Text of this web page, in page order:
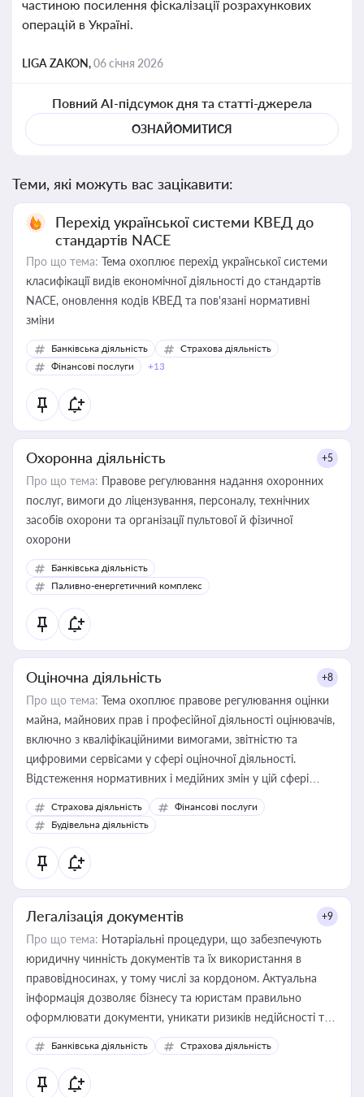
частиною посилення фіскалізації розрахункових
операцій в Україні.
LIGA ZAKON,06 січня 2026
Повний AI-підсумок дня та статті-джерела
ОЗНАЙОМИТИСЯ
Теми, які можуть вас зацікавити:
Перехід української системи КВЕД до
стандартів NACE
Про що тема: Тема охоплює перехід української системи
класифікації видів економічної діяльності до стандартів
NACE, оновлення кодів КВЕД та пов'язані нормативні
зміни
Банківська діяльність
Страхова діяльність
Фінансові послуги
+13
Охоронна діяльність +5
Про що тема: Правове регулювання надання охоронних
послуг, вимоги до ліцензування, персоналу, технічних
засобів охорони та організації пультової й фізичної
охорони
Банківська діяльність
Паливно-енергетичний комплекс
Оціночна діяльність +8
Про що тема: Тема охоплює правове регулювання оцінки
майна, майнових прав і професійної діяльності оцінювачів,
включно з кваліфікаційними вимогами, звітністю та
цифровими сервісами у сфері оціночної діяльності.
Відстеження нормативних і медійних змін у цій сфері
корисне для власника бізнесу, керівника, юриста або
бухгалтера під час оподаткування, приватизації, оренди
державного майна, корпоративних угод і перевірки
статусу суб'єктів оціночної діяльності
Страхова діяльність
Фінансові послуги
Будівельна діяльність
Легалізація документів +9
Про що тема: Нотаріальні процедури, що забезпечують
юридичну чинність документів та їх використання в
правовідносинах, у тому числі за кордоном. Актуальна
інформація дозволяє бізнесу та юристам правильно
оформлювати документи, уникати ризиків недійсності та
забезпечувати їх належне прийняття органами влади та
контрагентами
Банківська діяльність Страхова діяльність